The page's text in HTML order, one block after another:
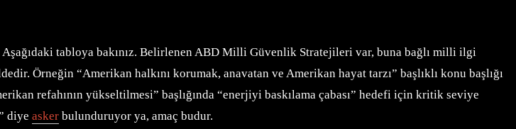
Aşağıdaki tabloya bakınız. Belirlenen ABD Milli Güvenlik Stratejileri var, buna bağlı milli ilgi
Örneğin “Amerikan halkını korumak, anavatan ve Amerikan hayat tarzı” başlıklı konu başlığı
refahının yükseltilmesi” başlığında “enerjiyi baskılama çabası” hedefi için kritik seviye
diye asker bulunduruyor ya, amaç budur.